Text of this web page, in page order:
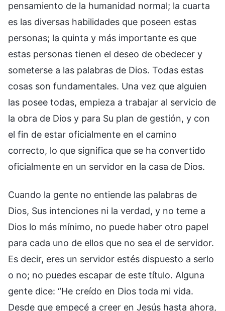
pensamiento de la humanidad normal; la cuarta
es las diversas habilidades que poseen estas
personas; la quinta y más importante es que
estas personas tienen el deseo de obedecer y
someterse a las palabras de Dios. Todas estas
cosas son fundamentales. Una vez que alguien
las posee todas, empieza a trabajar al servicio de
la obra de Dios y para Su plan de gestión, y con
el fin de estar oficialmente en el camino
correcto, lo que significa que se ha convertido
oficialmente en un servidor en la casa de Dios.
Cuando la gente no entiende las palabras de
Dios, Sus intenciones ni la verdad, y no teme a
Dios lo más mínimo, no puede haber otro papel
para cada uno de ellos que no sea el de servidor.
Es decir, eres un servidor estés dispuesto a serlo
o no; no puedes escapar de este título. Alguna
gente dice: “He creído en Dios toda mi vida.
Desde que empecé a creer en Jesús hasta ahora,